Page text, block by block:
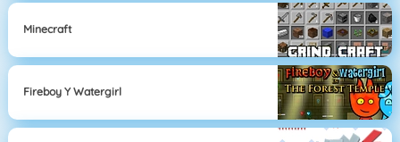
Minecraft
Fireboy Y Watergirl